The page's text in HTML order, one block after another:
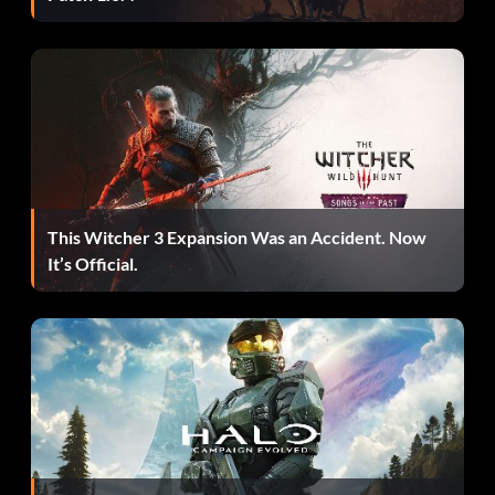
MS D. Gay Owen
World Classics
Pos Fantasy names Real names
TW I. Zapatero Chilavert
TW J. Da Gama Taffarel
TW M. Larraya J. Campos
VS J. Saizal Ayala
VS T. Miranda Aldair
This Witcher 3 Expansion Was an Accident. Now
It’s Official.